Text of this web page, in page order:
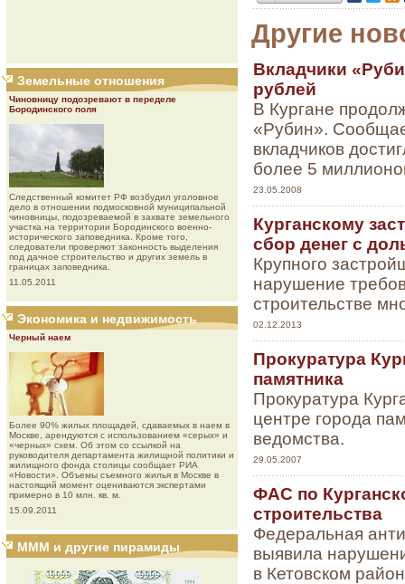
Земельные отношения
Чиновницу подозревают в переделе
Бородинского поля
Следственный комитет РФ возбудил уголовное
дело в отношении подмосковной муниципальной
чиновницы, подозреваемой в захвате земельного
участка на территории Бородинского военно-
исторического заповедника. Кроме того,
следователи проверяют законность выделения
под дачное строительство и других земель в
границах заповедника.
11.05.2011
Экономика и недвижимость
Черный наем
Более 90% жилых площадей, сдаваемых в наем в
Москве, арендуются с использованием «серых» и
«черных» схем. Об этом со ссылкой на
руководителя департамента жилищной политики и
жилищного фонда столицы сообщает РИА
«Новости». Объемы съемного жилья в Москве в
настоящий момент оцениваются экспертами
примерно в 10 млн. кв. м.
15.09.2011
МММ и другие пирамиды
Другие
Вкладчики
рублей
В Кургане
«Рубин».
вкладчиков
более 5
23.05.2008
Курганскому
сбор денег с
Крупного
нарушение
строительстве
02.12.2013
Прокуратура
памятника
Прокуратура
центре города
ведомства.
29.05.2007
ФАС по
строительства
Федеральная
выявила
в Кетовском